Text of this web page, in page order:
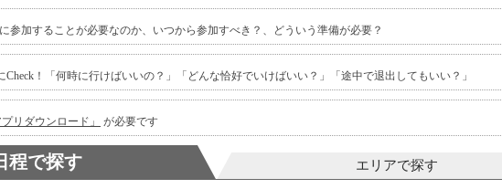
参加することが必要なのか、いつから参加すべき？、どういう準備が必要？
Check！「何時に行けばいいの？」「どんな恰好でいけばいい？」「途中で退出してもいい？」
プリダウンロード」 が必要です
程で探す エリアで探す